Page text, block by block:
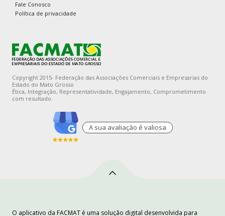
Fale Conosco
Política de privacidade
Copyright 2015- Federação das Associações Comerciais e Empresarias do
Estado do Mato Grosso
Ética, Integração, Representatividade, Engajamento, Comprometimento
com resultado.
A sua avaliaçào é valiosa
O aplicativo da FACMAT é uma solução digital desenvolvida para